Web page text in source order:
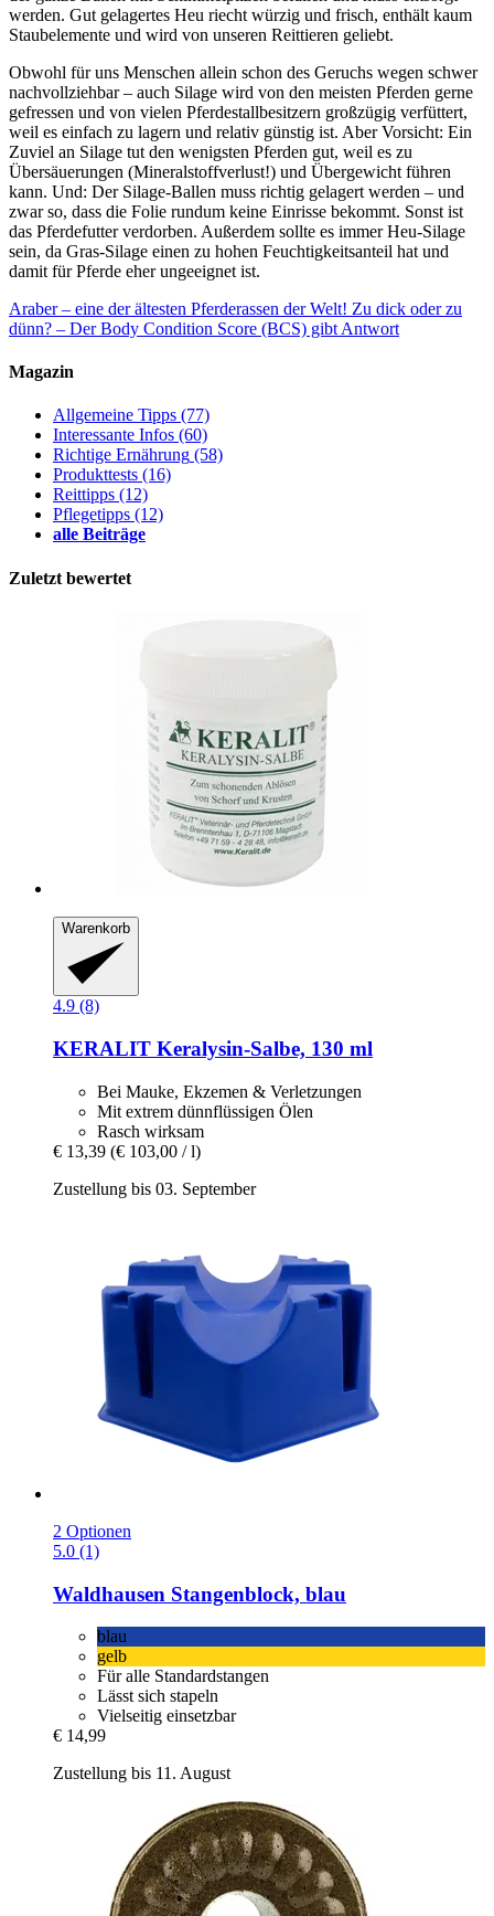
werden. Gut gelagertes Heu riecht würzig und frisch, enthält kaum
Staubelemente und wird von unseren Reittieren geliebt.
Obwohl für uns Menschen allein schon des Geruchs wegen schwer
nachvollziehbar – auch Silage wird von den meisten Pferden gerne
gefressen und von vielen Pferdestallbesitzern großzügig verfüttert,
weil es einfach zu lagern und relativ günstig ist. Aber Vorsicht: Ein
Zuviel an Silage tut den wenigsten Pferden gut, weil es zu
Übersäuerungen (Mineralstoffverlust!) und Übergewicht führen
kann. Und: Der Silage-Ballen muss richtig gelagert werden – und
zwar so, dass die Folie rundum keine Einrisse bekommt. Sonst ist
das Pferdefutter verdorben. Außerdem sollte es immer Heu-Silage
sein, da Gras-Silage einen zu hohen Feuchtigkeitsanteil hat und
damit für Pferde eher ungeeignet ist.
Araber – eine der ältesten Pferderassen der Welt! Zu dick oder zu
dünn? – Der Body Condition Score (BCS) gibt Antwort
Magazin
Allgemeine Tipps (77)
Interessante Infos (60)
Richtige Ernährung (58)
Produkttests (16)
Reittipps (12)
Pflegetipps (12)
alle Beiträge
Zuletzt bewertet
Warenkorb
4.9 (8)
KERALIT Keralysin-​Salbe, 130 ml
Bei Mauke, Ekzemen & Verletzungen
Mit extrem dünnflüssigen Ölen
Rasch wirksam
€ 13,39 (€ 103,00 / l)
Zustellung bis 03. September
2 Optionen
5.0 (1)
Waldhausen Stangenblock, blau
blau
gelb
Für alle Standardstangen
Lässt sich stapeln
Vielseitig einsetzbar
€ 14,99
Zustellung bis 11. August